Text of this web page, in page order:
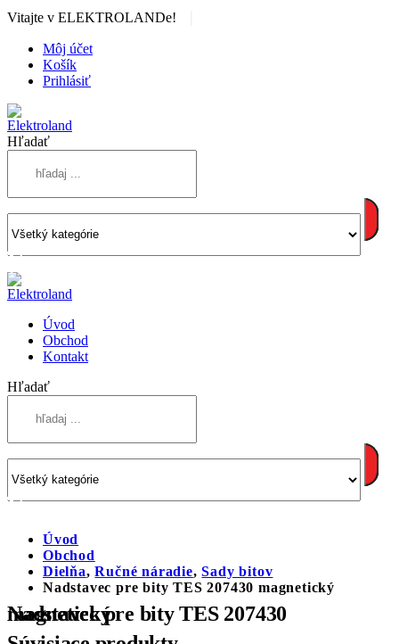
Vitajte v ELEKTROLANDe!
Môj účet
Košík
Prihlásiť
Hľadať
Úvod
Obchod
Kontakt
Hľadať
Úvod
Obchod
Dielňa,Ručné náradie,Sady bitov
Nadstavec pre bity TES 207430 magnetický
Nadstavec pre bity TES 207430 magnetický